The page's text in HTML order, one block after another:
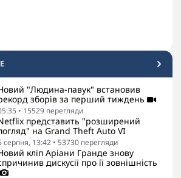
"Людина-павук" встановив
зборів за перший тиждень
• 15529 перегляди
представить "розширений
на Grand Theft Auto VI
серпня, 13:42 • 53730 перегляди
кліп Аріани Гранде знову
дискусії про її зовнішність